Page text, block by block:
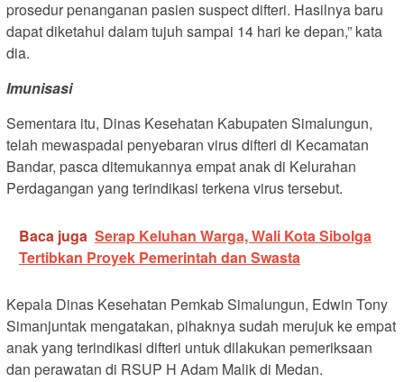
prosedur penanganan pasien suspect difteri. Hasilnya baru
dapat diketahui dalam tujuh sampai 14 hari ke depan,” kata
dia.
Imunisasi
Sementara itu, Dinas Kesehatan Kabupaten Simalungun,
telah mewaspadai penyebaran virus difteri di Kecamatan
Bandar, pasca ditemukannya empat anak di Kelurahan
Perdagangan yang terindikasi terkena virus tersebut.
Baca juga Serap Keluhan Warga, Wali Kota Sibolga
Tertibkan Proyek Pemerintah dan Swasta
Kepala Dinas Kesehatan Pemkab Simalungun, Edwin Tony
Simanjuntak mengatakan, pihaknya sudah merujuk ke empat
anak yang terindikasi difteri untuk dilakukan pemeriksaan
dan perawatan di RSUP H Adam Malik di Medan.